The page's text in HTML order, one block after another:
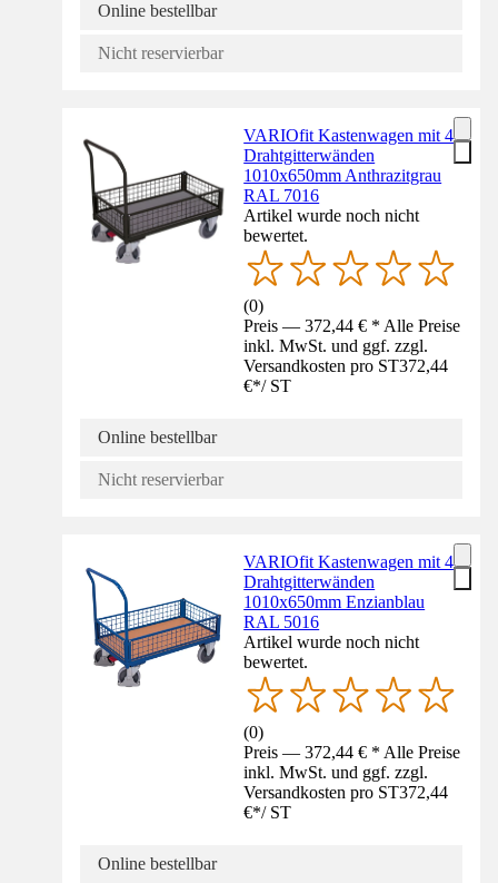
Online bestellbar
Nicht reservierbar
VARIOfit Kastenwagen mit 4
Drahtgitterwänden
1010x650mm Anthrazitgrau
RAL 7016
Artikel wurde noch nicht
bewertet.
(0)
Preis — 372,44 € * Alle Preise
inkl. MwSt. und ggf. zzgl.
Versandkosten pro ST372,44
€*/ ST
Online bestellbar
Nicht reservierbar
VARIOfit Kastenwagen mit 4
Drahtgitterwänden
1010x650mm Enzianblau
RAL 5016
Artikel wurde noch nicht
bewertet.
(0)
Preis — 372,44 € * Alle Preise
inkl. MwSt. und ggf. zzgl.
Versandkosten pro ST372,44
€*/ ST
Online bestellbar